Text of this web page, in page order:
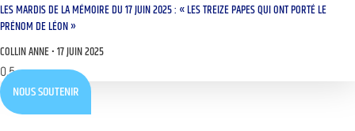
LES MARDIS DE LA MÉMOIRE DU 17 JUIN 2025 : « LES TREIZE PAPES QUI ONT PORTÉ LE
PRÉNOM DE LÉON »
COLLIN ANNE 17 JUIN 2025
NOUS SOUTENIR